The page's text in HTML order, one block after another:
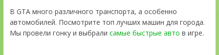
В GTA много различного транспорта, а особенно
автомобилей. Посмотрите топ лучших машин для города.
Мы провели гонку и выбрали самые быстрые авто в игре.